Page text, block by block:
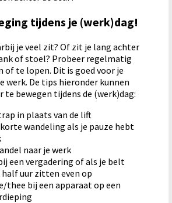
tijdens je (werk)dag!
je veel zit? Of zit je lang achter
of stoel? Probeer regelmatig
of te lopen. Dit is goed voor je
werk. De tips hieronder kunnen
te bewegen tijdens de (werk)dag:
in plaats van de lift
korte wandeling als je pauze hebt
naar je werk
een vergadering of als je belt
half uur zitten even op
thee bij een apparaat op een